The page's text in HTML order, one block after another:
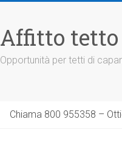
Affitto tetto
Opportunità per tetti di
Chiama 800 955358 –